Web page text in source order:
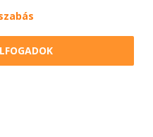
- Diston-line Kft.